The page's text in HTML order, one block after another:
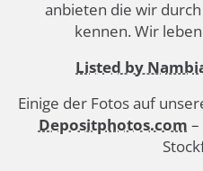
anbieten die wir
kennen. Wir
Listed by
Einige der Fotos auf
Depositphotos.com